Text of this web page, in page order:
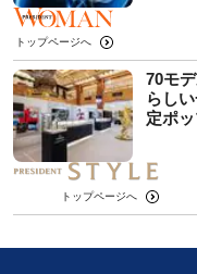
トップページへ
70モ
らし
定ポ
トップページへ